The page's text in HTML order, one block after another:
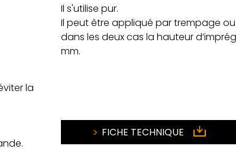
la
Il s'utilise pur.
Il peut être appliqué par trempage
dans les deux cas la hauteur
mm.
FICHE TECHNIQUE